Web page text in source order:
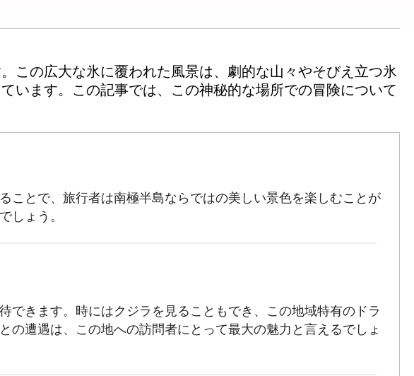
この広大な氷に覆われた風景は、劇的な山々やそびえ立つ氷
います。この記事では、この神秘的な場所での冒険について
ことで、旅行者は南極半島ならではの美しい景色を楽しむことが
しょう。
きます。時にはクジラを見ることもでき、この地域特有のドラ
遭遇は、この地への訪問者にとって最大の魅力と言えるでしょ